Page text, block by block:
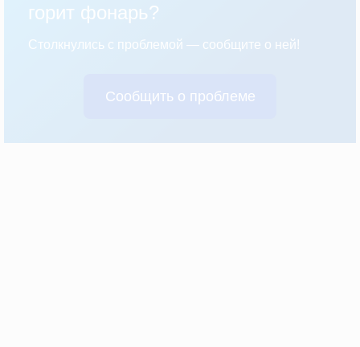
горит фонарь?
Столкнулись с проблемой — сообщите о ней!
Сообщить о проблеме